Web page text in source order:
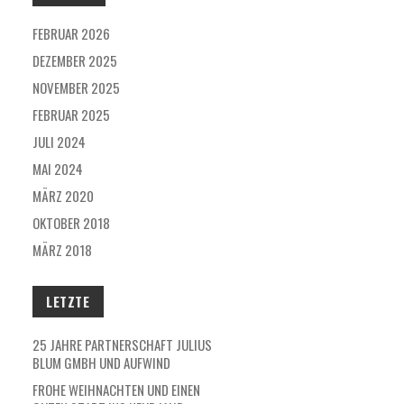
FEBRUAR 2026
DEZEMBER 2025
NOVEMBER 2025
FEBRUAR 2025
JULI 2024
MAI 2024
MÄRZ 2020
OKTOBER 2018
MÄRZ 2018
LETZTE
25 JAHRE PARTNERSCHAFT JULIUS
BLUM GMBH UND AUFWIND
FROHE WEIHNACHTEN UND EINEN